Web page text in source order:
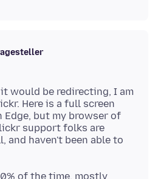
would be redirecting, I am
Here is a full screen
Edge, but my browser of
support folks are
and haven't been able to
of the time, mostly